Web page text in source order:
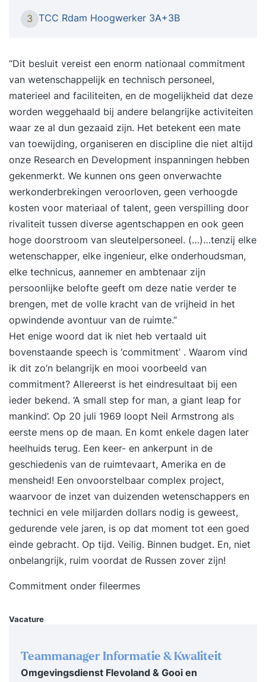
gesprekken; gebruik je grammatica correcter en
navertellen; ontwikkel je een bredere en actievere
woordenschat.
3 TCC Rdam Hoogwerker 3A+3B
“Dit besluit vereist een enorm nationaal commitment
van wetenschappelijk en technisch personeel,
materieel and faciliteiten, en de mogelijkheid dat deze
worden weggehaald bij andere belangrijke activiteiten
waar ze al dun gezaaid zijn. Het betekent een mate
van toewijding, organiseren en discipline die niet altijd
onze Research en Development inspanningen hebben
gekenmerkt. We kunnen ons geen onverwachte
werkonderbrekingen veroorloven, geen verhoogde
kosten voor materiaal of talent, geen verspilling door
rivaliteit tussen diverse agentschappen en ook geen
hoge doorstroom van sleutelpersoneel. (…)…tenzij elke
wetenschapper, elke ingenieur, elke onderhoudsman,
elke technicus, aannemer en ambtenaar zijn
persoonlijke belofte geeft om deze natie verder te
brengen, met de volle kracht van de vrijheid in het
opwindende avontuur van de ruimte.”
Het enige woord dat ik niet heb vertaald uit
bovenstaande speech is ‘commitment’ . Waarom vind
ik dit zo’n belangrijk en mooi voorbeeld van
commitment? Allereerst is het eindresultaat bij een
ieder bekend. ‘A small step for man, a giant leap for
mankind’. Op 20 juli 1969 loopt Neil Armstrong als
eerste mens op de maan. En komt enkele dagen later
heelhuids terug. Een keer- en ankerpunt in de
geschiedenis van de ruimtevaart, Amerika en de
mensheid! Een onvoorstelbaar complex project,
waarvoor de inzet van duizenden wetenschappers en
technici en vele miljarden dollars nodig is geweest,
gedurende vele jaren, is op dat moment tot een goed
einde gebracht. Op tijd. Veilig. Binnen budget. En, niet
onbelangrijk, ruim voordat de Russen zover zijn!
Commitment onder fileermes
Vacature
Teammanager Informatie & Kwaliteit
Omgevingsdienst Flevoland & Gooi en